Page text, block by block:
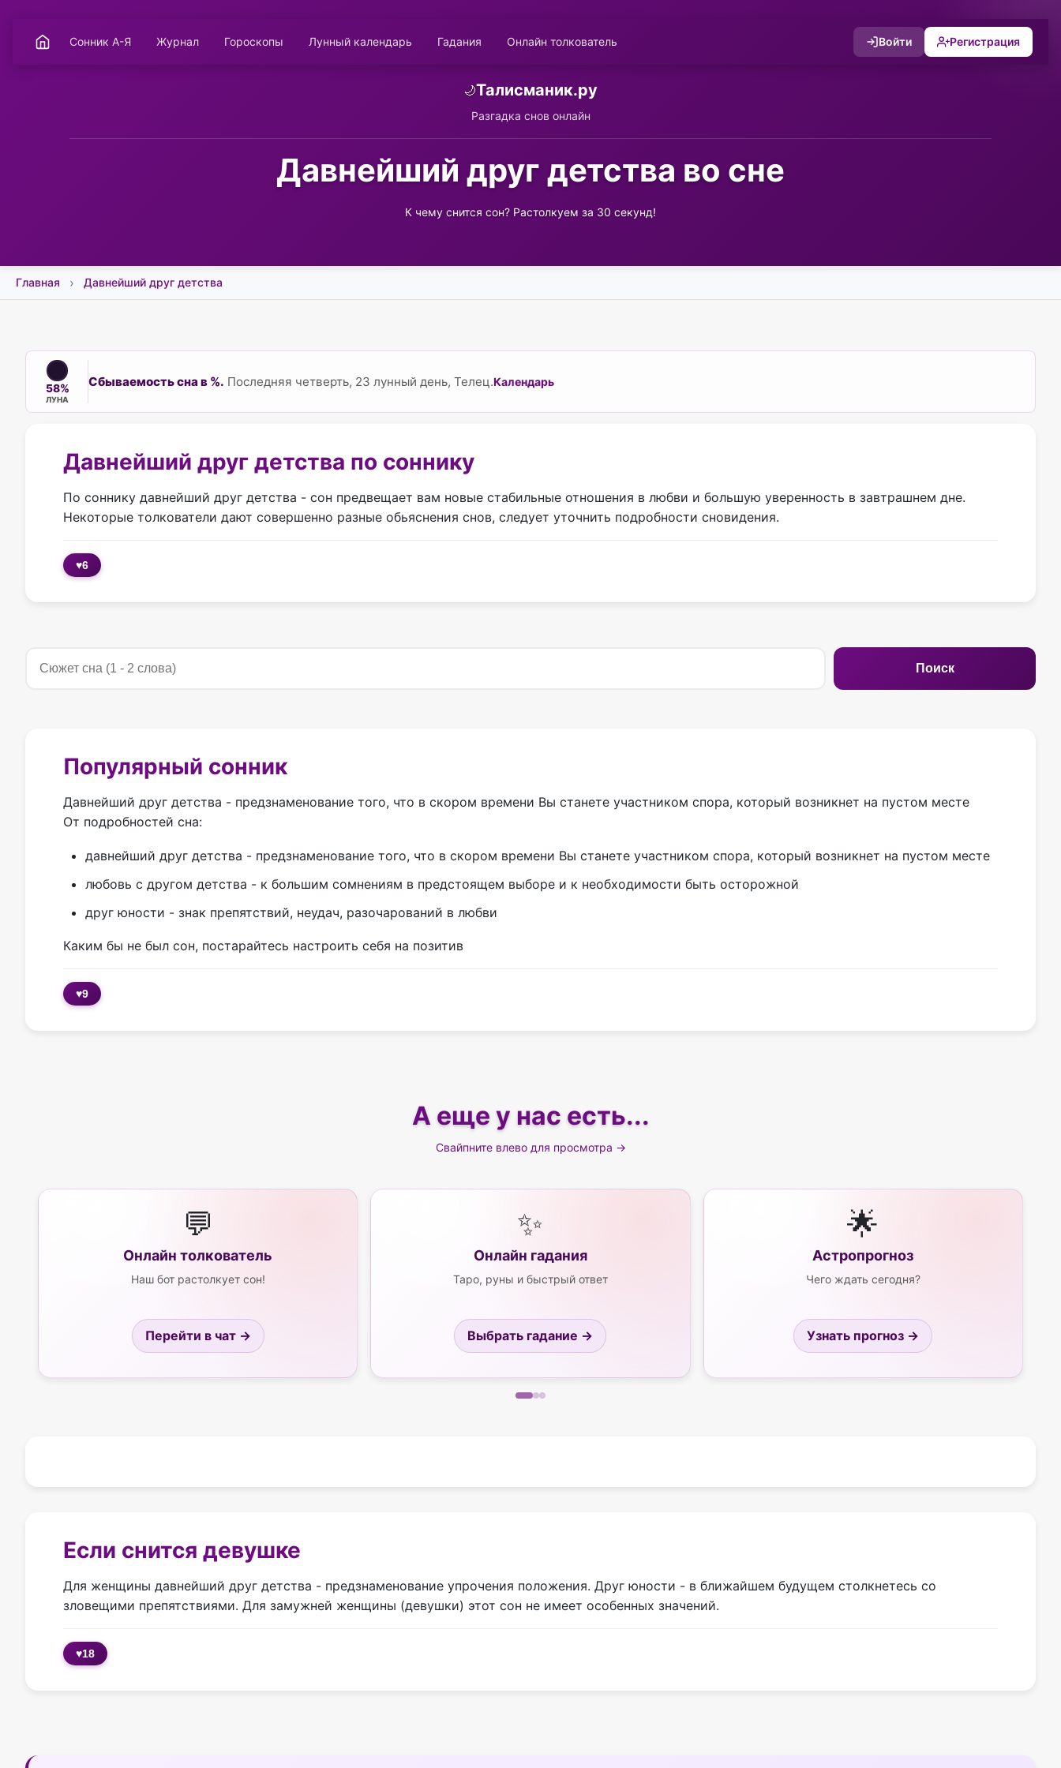
Сонник А-Я Журнал Гороскопы Лунный календарь Гадания Онлайн толкователь Войти Регистрация
🌙Талисманик.ру
Разгадка снов онлайн
Давнейший друг детства во сне
К чему снится сон? Растолкуем за 30 секунд!
Главная Давнейший друг детства
58%
ЛУНА
Сбываемость сна в %. Последняя четверть, 23 лунный день, Телец.Календарь
Давнейший друг детства по соннику
По соннику давнейший друг детства - сон предвещает вам новые стабильные отношения в любви и большую уверенность в завтрашнем дне.
Некоторые толкователи дают совершенно разные обьяснения снов, следует уточнить подробности сновидения.
♥6
Поиск
Популярный сонник
Давнейший друг детства - предзнаменование того, что в скором времени Вы станете участником спора, который возникнет на пустом месте
От подробностей сна:
давнейший друг детства - предзнаменование того, что в скором времени Вы станете участником спора, который возникнет на пустом месте
любовь с другом детства - к большим сомнениям в предстоящем выборе и к необходимости быть осторожной
друг юности - знак препятствий, неудач, разочарований в любви
Каким бы не был сон, постарайтесь настроить себя на позитив
♥9
А еще у нас есть...
Свайпните влево для просмотра →
💬
Онлайн толкователь
Наш бот растолкует сон!
Перейти в чат →
✨
Онлайн гадания
Таро, руны и быстрый ответ
Выбрать гадание →
🌟
Астропрогноз
Чего ждать сегодня?
Узнать прогноз →
Если снится девушке
Для женщины давнейший друг детства - предзнаменование упрочения положения. Друг юности - в ближайшем будущем столкнетесь со
зловещими препятствиями. Для замужней женщины (девушки) этот сон не имеет особенных значений.
♥18